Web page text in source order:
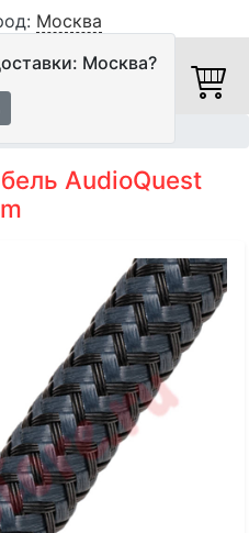
Москва
Москва?
AudioQuest